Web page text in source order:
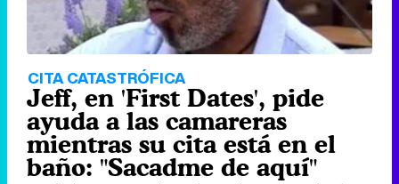
CITA CATASTRÓFICA
Jeff, en 'First Dates', pide
ayuda a las camareras
mientras su cita está en el
baño: "Sacadme de aquí"